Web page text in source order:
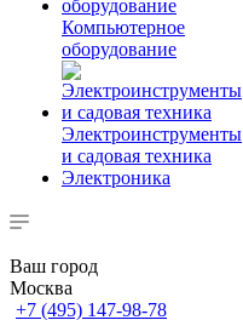
Компьютерное
оборудование
Электроинструменты
и садовая техника
Электроника
Ваш город
Москва
+7 (495) 147-98-78